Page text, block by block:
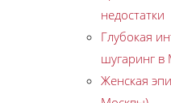
недостатки
Глубокая
шугаринг в
Женская